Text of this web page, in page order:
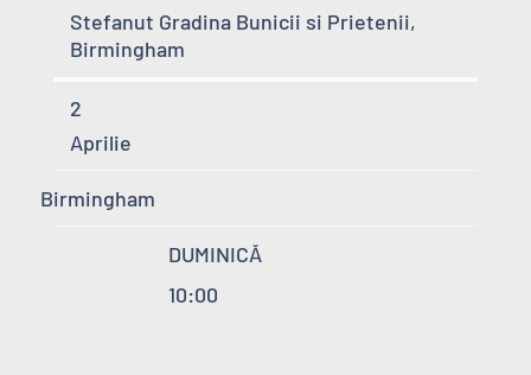
Stefanut Gradina Bunicii si Prietenii,
Birmingham
2
Aprilie
Birmingham
DUMINICĂ
10:00